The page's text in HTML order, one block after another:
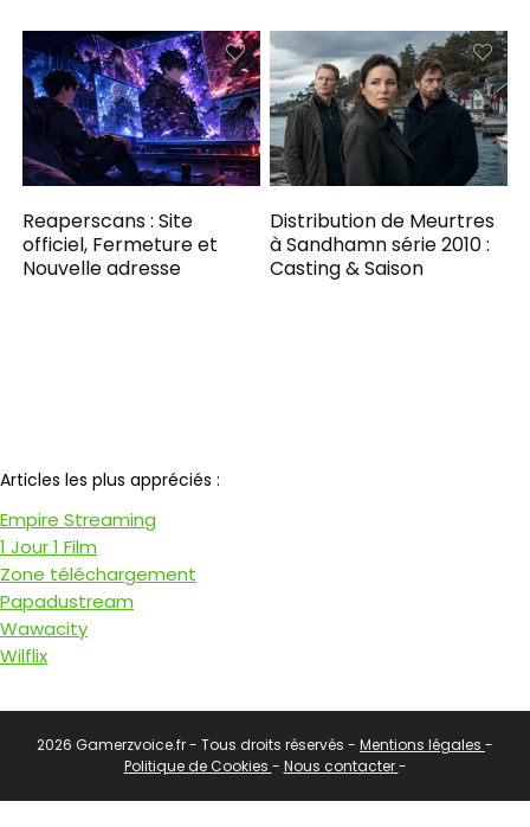
Reaperscans : Site
officiel, Fermeture et
Nouvelle adresse
Distribution de Meurtres
à Sandhamn série 2010 :
Casting & Saison
Articles les plus appréciés :
Empire Streaming
1 Jour 1 Film
Zone téléchargement
Papadustream
Wawacity
Wilflix
2026 Gamerzvoice.fr - Tous droits réservés - Mentions légales -
Politique de Cookies - Nous contacter-